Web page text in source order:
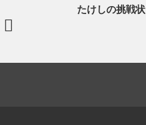
たけしの挑戦状